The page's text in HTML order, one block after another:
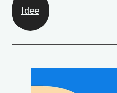
Idee